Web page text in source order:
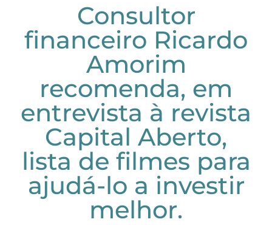
Consultor
financeiro Ricardo
Amorim
recomenda, em
entrevista à revista
Capital Aberto,
lista de filmes para
ajudá-lo a investir
melhor.